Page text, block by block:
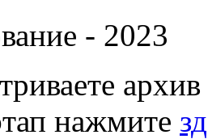
- 2023
нажмите